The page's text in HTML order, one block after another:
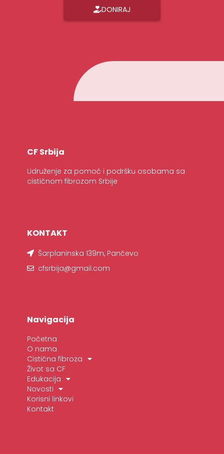
DONIRAJ
CF Srbija
Udruženje za pomoć i podršku osobama sa
cističnom fibrozom Srbije
KONTAKT
Šarplaninska 139m, Pančevo
cfsrbija@gmail.com
Navigacija
Početna
O nama
Cistična fibroza
Život sa CF
Edukacija
Novosti
Korisni linkovi
Kontakt